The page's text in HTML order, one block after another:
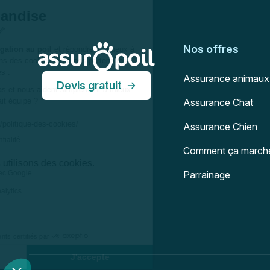
Devis gratuit
Nos offres
Assurance animaux
Assurance Chat
Assurance Chien
Comment ça
Parrainage